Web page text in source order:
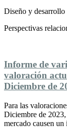
Diseño y
Perspectivas
Informe de
valoración
Diciembre de
Para las
Diciembre de 2023,
mercado causen un